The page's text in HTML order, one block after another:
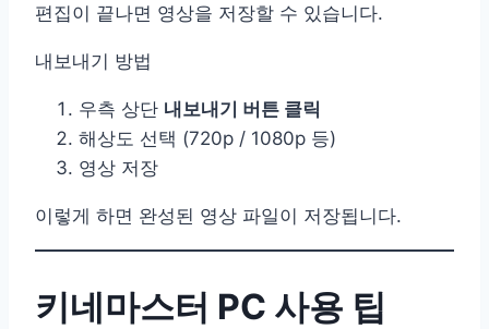
편집이 끝나면 영상을 저장할 수 있습니다.
내보내기 방법
우측 상단 내보내기 버튼 클릭
해상도 선택 (720p / 1080p 등)
영상 저장
이렇게 하면 완성된 영상 파일이 저장됩니다.
키네마스터 PC 사용 팁